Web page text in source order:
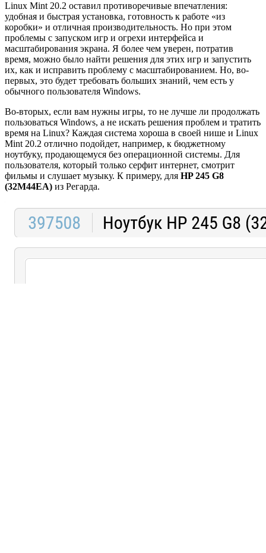
Linux Mint 20.2 оставил противоречивые впечатления:
удобная и быстрая установка, готовность к работе «из
коробки» и отличная производительность. Но при этом
проблемы с запуском игр и огрехи интерфейса и
масштабирования экрана. Я более чем уверен, потратив
время, можно было найти решения для этих игр и запустить
их, как и исправить проблему с масштабированием. Но, во-
первых, это будет требовать больших знаний, чем есть у
обычного пользователя Windows.
Во-вторых, если вам нужны игры, то не лучше ли продолжать
пользоваться Windows, а не искать решения проблем и тратить
время на Linux? Каждая система хороша в своей нише и Linux
Mint 20.2 отлично подойдет, например, к бюджетному
ноутбуку, продающемуся без операционной системы. Для
пользователя, который только серфит интернет, смотрит
фильмы и слушает музыку. К примеру, для HP 245 G8
(32M44EA) из Регарда.